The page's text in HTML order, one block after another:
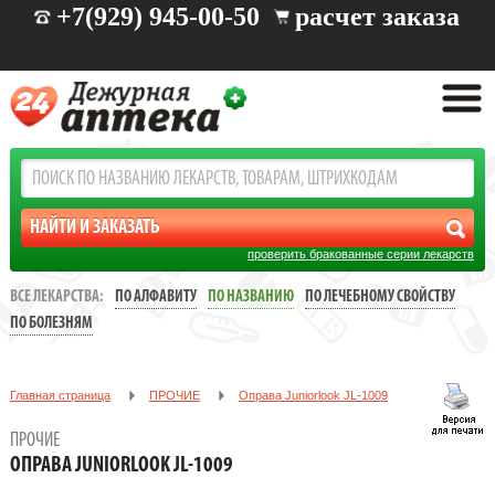
+7(929) 945-00-50 расчет заказа
проверить бракованные серии лекарств
ВСЕ ЛЕКАРСТВА: ПО АЛФАВИТУ ПО НАЗВАНИЮ
ПО ЛЕЧЕБНОМУ СВОЙСТВУ
ПО БОЛЕЗНЯМ
Главная страница ПРОЧИЕ Oправа Juniorlook JL-1009
ПРОЧИЕ
OПРАВА JUNIORLOOK JL-1009